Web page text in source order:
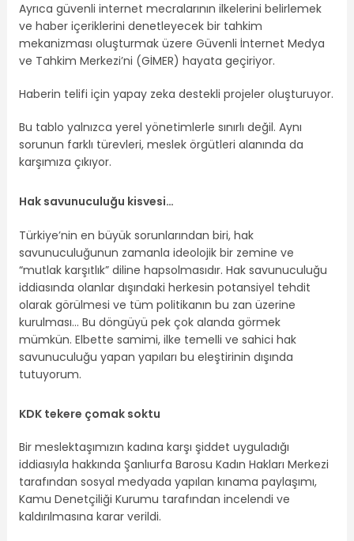
Ayrıca güvenli internet mecralarının ilkelerini belirlemek
ve haber içeriklerini denetleyecek bir tahkim
mekanizması oluşturmak üzere Güvenli İnternet Medya
ve Tahkim Merkezi’ni (GİMER) hayata geçiriyor.
Haberin telifi için yapay zeka destekli projeler oluşturuyor.
Bu tablo yalnızca yerel yönetimlerle sınırlı değil. Aynı
sorunun farklı türevleri, meslek örgütleri alanında da
karşımıza çıkıyor.
Hak savunuculuğu kisvesi…
Türkiye’nin en büyük sorunlarından biri, hak
savunuculuğunun zamanla ideolojik bir zemine ve
“mutlak karşıtlık” diline hapsolmasıdır. Hak savunuculuğu
iddiasında olanlar dışındaki herkesin potansiyel tehdit
olarak görülmesi ve tüm politikanın bu zan üzerine
kurulması… Bu döngüyü pek çok alanda görmek
mümkün. Elbette samimi, ilke temelli ve sahici hak
savunuculuğu yapan yapıları bu eleştirinin dışında
tutuyorum.
KDK tekere çomak soktu
Bir meslektaşımızın kadına karşı şiddet uyguladığı
iddiasıyla hakkında Şanlıurfa Barosu Kadın Hakları Merkezi
tarafından sosyal medyada yapılan kınama paylaşımı,
Kamu Denetçiliği Kurumu tarafından incelendi ve
kaldırılmasına karar verildi.